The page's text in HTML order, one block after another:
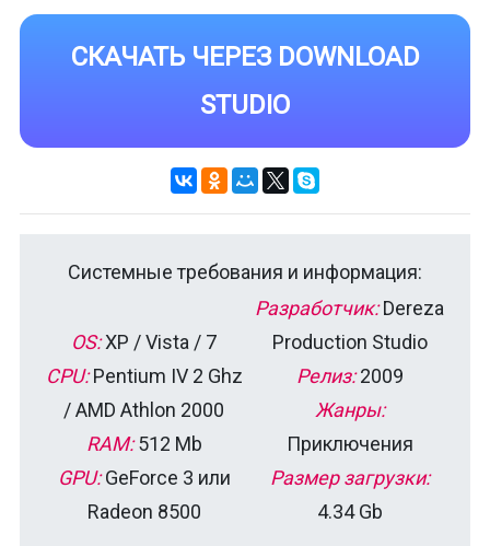
СКАЧАТЬ ЧЕРЕЗ DOWNLOAD
STUDIO
Системные требования и информация:
OS:XP / Vista / 7
CPU:Pentium IV 2 Ghz
/ AMD Athlon 2000
RAM:512 Mb
GPU:GeForce 3 или
Radeon 8500
Разработчик:Dereza
Production Studio
Релиз:2009
Жанры:
Приключения
Размер загрузки:
4.34 Gb